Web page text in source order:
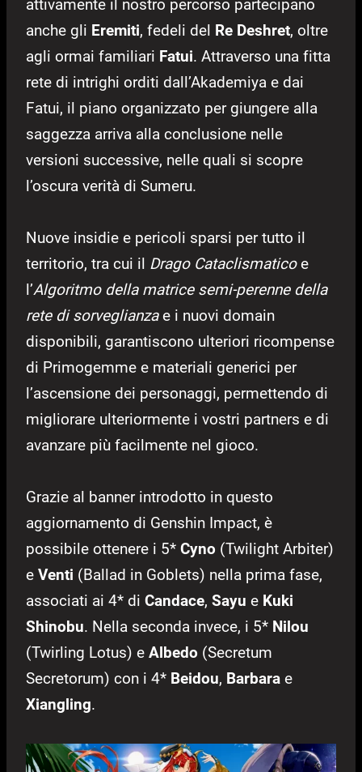
attivamente il nostro percorso partecipano
anche gli Eremiti, fedeli del Re Deshret, oltre
agli ormai familiari Fatui. Attraverso una fitta
rete di intrighi orditi dall’Akademiya e dai
Fatui, il piano organizzato per giungere alla
saggezza arriva alla conclusione nelle
versioni successive, nelle quali si scopre
l’oscura verità di Sumeru.
Nuove insidie e pericoli sparsi per tutto il
territorio, tra cui il Drago Cataclismaticoe
l’Algoritmo della matrice semi-perenne della
rete di sorveglianzae i nuovi domain
disponibili, garantiscono ulteriori ricompense
di Primogemme e materiali generici per
l’ascensione dei personaggi, permettendo di
migliorare ulteriormente i vostri partners e di
avanzare più facilmente nel gioco.
Grazie al banner introdotto in questo
aggiornamento di Genshin Impact, è
possibile ottenere i 5* Cyno (Twilight Arbiter)
e Venti (Ballad in Goblets) nella prima fase,
associati ai 4* di Candace, Sayu e Kuki
Shinobu. Nella seconda invece, i 5* Nilou
(Twirling Lotus) e Albedo (Secretum
Secretorum) con i 4* Beidou, Barbara e
Xiangling.